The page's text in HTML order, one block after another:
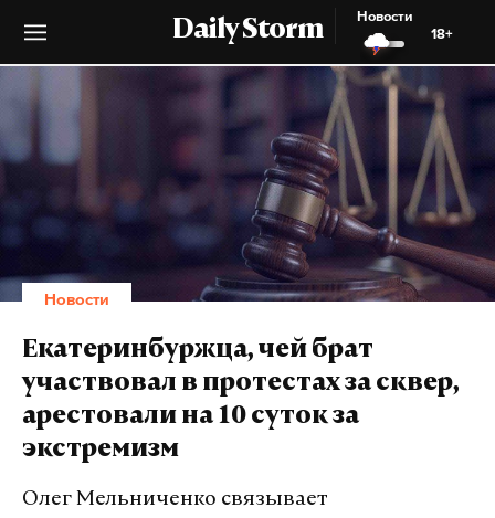
Daily Storm
Новости
18+
Новости
Екатеринбуржца, чей брат
участвовал в протестах за сквер,
арестовали на 10 суток за
экстремизм
Олег Мельниченко связывает